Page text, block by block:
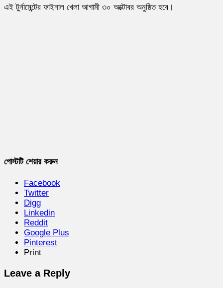
এই টুর্নামেন্টের ফাইনাল খেলা আগামী ৩০ অক্টোবর অনুষ্ঠিত হবে।
পোস্টটি শেয়ার করুন
Facebook
Twitter
Digg
Linkedin
Reddit
Google Plus
Pinterest
Print
Leave a Reply